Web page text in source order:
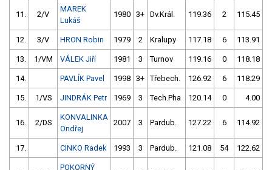
11. 2/V
MAREK
Lukáš
1980 3+ Dv.Král. 119.36 2 115.45
12. 3/V HRON Robin 1979 2 Kralupy 117.18 6 113.91
13. 1/VM VÁLEK Jiří 1981 3 Turnov 119.16 0 118.18
14. PAVLÍK Pavel 1998 3+ Třebech. 126.92 6 118.29
15. 1/VS JINDRÁK Petr 1969 3 Tech.Pha 120.14 0 4.00
16. 2/DS
KONVALINKA
Ondřej
2007 3 Pardub. 127.22 6 114.92
17. CINKO Radek 1993 3 Pardub. 121.08 54 122.62
POKORNÝ